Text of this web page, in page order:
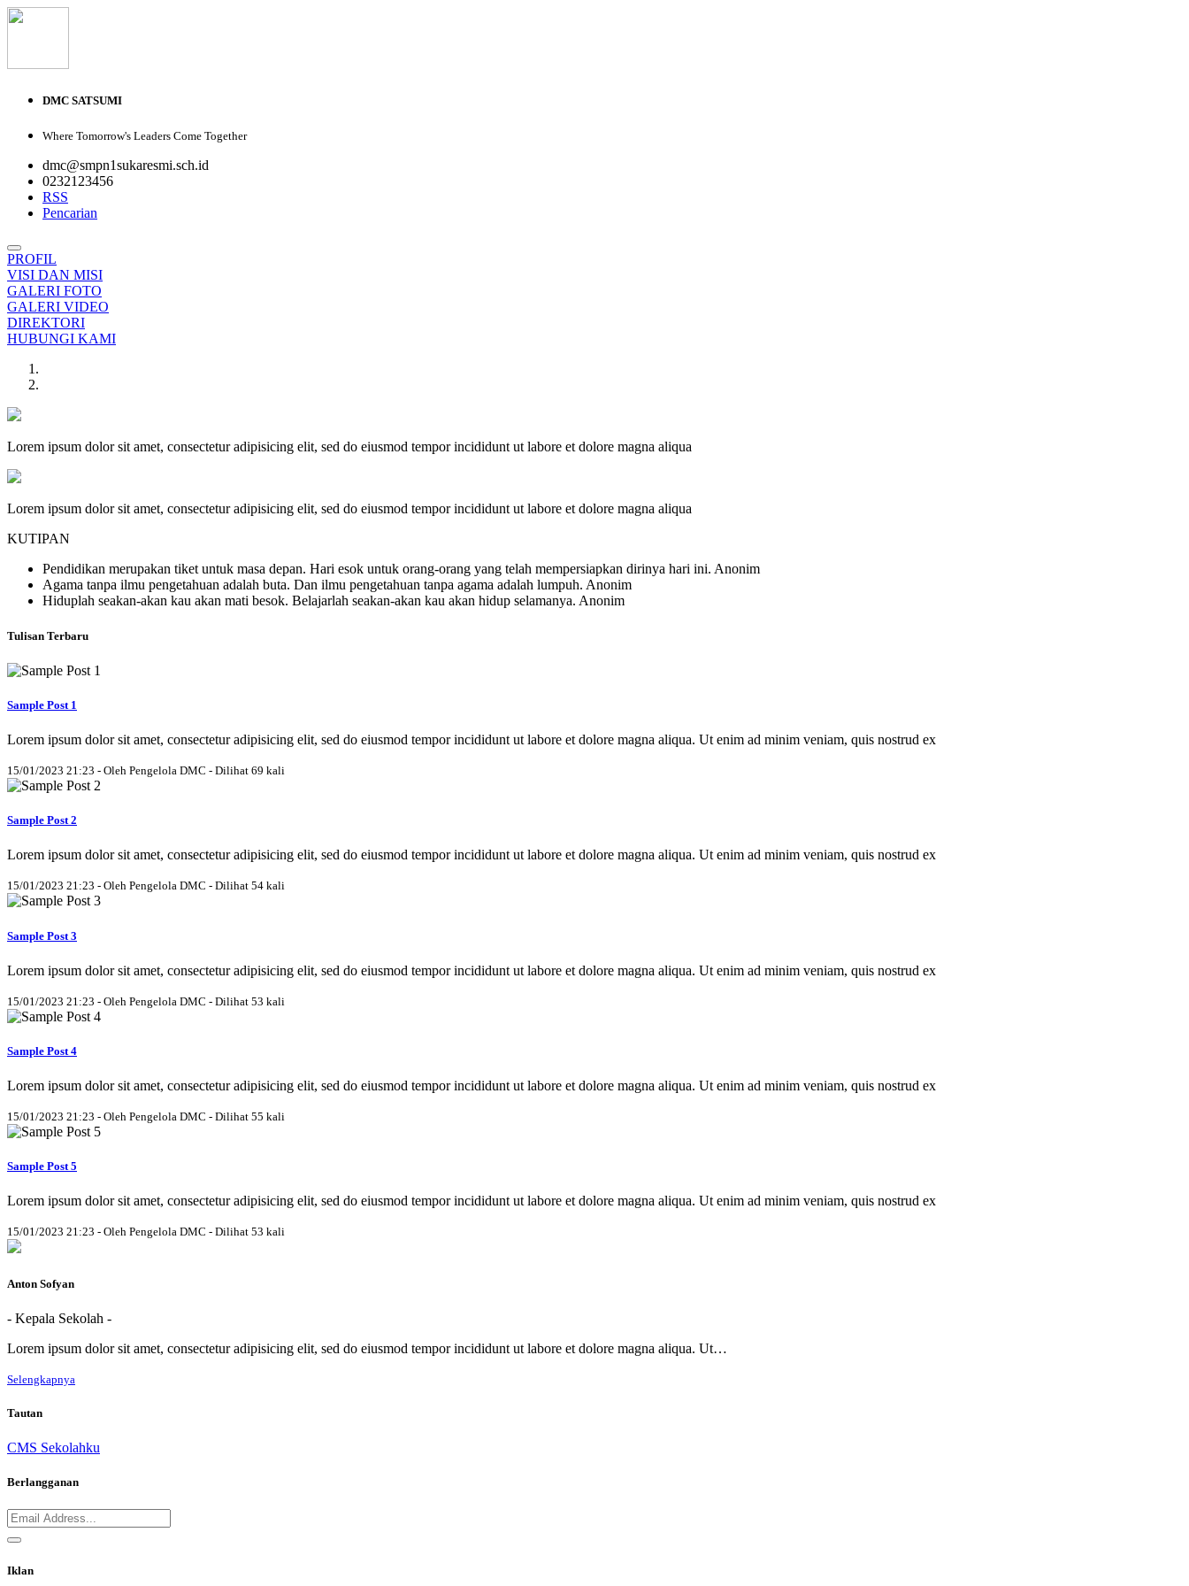
DMC SATSUMI
Where Tomorrow's Leaders Come Together
dmc@smpn1sukaresmi.sch.id
0232123456
RSS
Pencarian
PROFIL
VISI DAN MISI
GALERI FOTO
GALERI VIDEO
DIREKTORI
HUBUNGI KAMI
Lorem ipsum dolor sit amet, consectetur adipisicing elit, sed do eiusmod tempor incididunt ut labore et dolore magna aliqua
Lorem ipsum dolor sit amet, consectetur adipisicing elit, sed do eiusmod tempor incididunt ut labore et dolore magna aliqua
KUTIPAN
Pendidikan merupakan tiket untuk masa depan. Hari esok untuk orang-orang yang telah mempersiapkan dirinya hari ini. Anonim
Agama tanpa ilmu pengetahuan adalah buta. Dan ilmu pengetahuan tanpa agama adalah lumpuh. Anonim
Hiduplah seakan-akan kau akan mati besok. Belajarlah seakan-akan kau akan hidup selamanya. Anonim
Tulisan Terbaru
Sample Post 1
Lorem ipsum dolor sit amet, consectetur adipisicing elit, sed do eiusmod tempor incididunt ut labore et dolore magna aliqua. Ut enim ad minim veniam, quis nostrud ex
15/01/2023 21:23 - Oleh Pengelola DMC - Dilihat 69 kali
Sample Post 2
Lorem ipsum dolor sit amet, consectetur adipisicing elit, sed do eiusmod tempor incididunt ut labore et dolore magna aliqua. Ut enim ad minim veniam, quis nostrud ex
15/01/2023 21:23 - Oleh Pengelola DMC - Dilihat 54 kali
Sample Post 3
Lorem ipsum dolor sit amet, consectetur adipisicing elit, sed do eiusmod tempor incididunt ut labore et dolore magna aliqua. Ut enim ad minim veniam, quis nostrud ex
15/01/2023 21:23 - Oleh Pengelola DMC - Dilihat 53 kali
Sample Post 4
Lorem ipsum dolor sit amet, consectetur adipisicing elit, sed do eiusmod tempor incididunt ut labore et dolore magna aliqua. Ut enim ad minim veniam, quis nostrud ex
15/01/2023 21:23 - Oleh Pengelola DMC - Dilihat 55 kali
Sample Post 5
Lorem ipsum dolor sit amet, consectetur adipisicing elit, sed do eiusmod tempor incididunt ut labore et dolore magna aliqua. Ut enim ad minim veniam, quis nostrud ex
15/01/2023 21:23 - Oleh Pengelola DMC - Dilihat 53 kali
Anton Sofyan
- Kepala Sekolah -
Lorem ipsum dolor sit amet, consectetur adipisicing elit, sed do eiusmod tempor incididunt ut labore et dolore magna aliqua. Ut…
Selengkapnya
Tautan
CMS Sekolahku
Berlangganan
Iklan